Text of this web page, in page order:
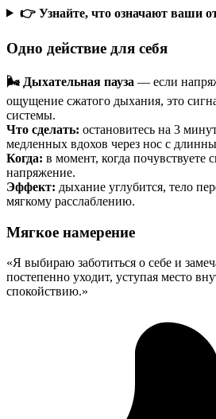
👉 Узнайте, что означают ваши
Одно действие для себя
🌬️ Дыхательная пауза — если
ощущение сжатого дыхания, это
системы.
Что сделать: остановитесь на 3
медленных вдохов через нос с
Когда: в момент, когда почувствуете
напряжение.
Эффект: дыхание углубится, тело
мягкому расслаблению.
Мягкое намерение
«Я выбираю заботиться о себе и
постепенно уходит, уступая место
спокойствию.»